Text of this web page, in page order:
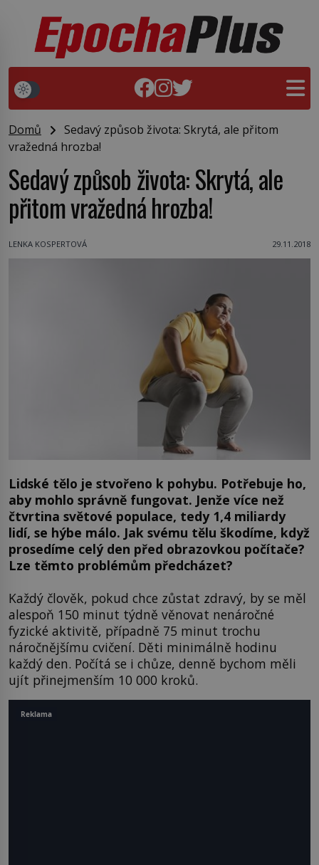
Domů
Sedavý způsob života: Skrytá, ale přitom
vražedná hrozba!
Sedavý způsob života: Skrytá, ale
přitom vražedná hrozba!
LENKA KOSPERTOVÁ 29.11.2018
Lidské tělo je stvořeno k pohybu. Potřebuje ho,
aby mohlo správně fungovat. Jenže více než
čtvrtina světové populace, tedy 1,4 miliardy
lidí, se hýbe málo. Jak svému tělu škodíme, když
prosedíme celý den před obrazovkou počítače?
Lze těmto problémům předcházet?
Každý člověk, pokud chce zůstat zdravý, by se měl
alespoň 150 minut týdně věnovat nenáročné
fyzické aktivitě, případně 75 minut trochu
náročnějšímu cvičení. Děti minimálně hodinu
každý den. Počítá se i chůze, denně bychom měli
ujít přinejmenším 10 000 kroků.
Reklama